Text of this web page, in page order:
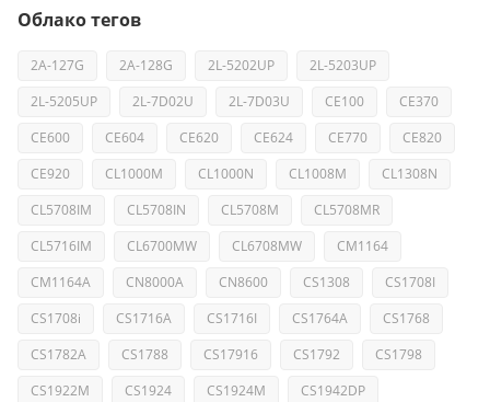
Облако тегов
2A-127G 2A-128G 2L-5202UP
2L-5203UP
2L-5205UP
2L-7D02U 2L-7D03U CE100
CE370
CE600
CE604 CE620 CE624 CE770
CE820
CE920
CL1000M CL1000N CL1008M
CL1308N
CL5708IM
CL5708IN CL5708M
CL5708MR
CL5716IM
CL6700MW CL6708MW
CM1164
CM1164A
CN8000A CN8600 CS1308
CS1708I
CS1708i
CS1716A CS1716I CS1764A
CS1768
CS1782A
CS1788 CS17916 CS1792
CS1798
CS1922M
CS1924 CS1924M
CS1942DP